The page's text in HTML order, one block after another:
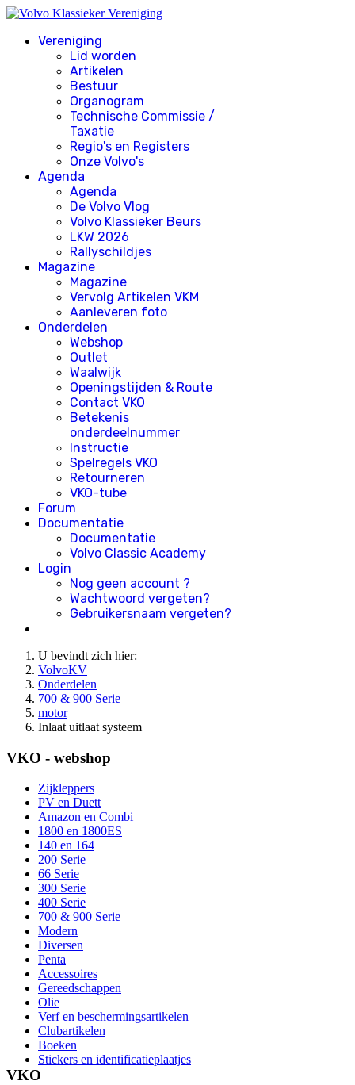
Vereniging
Lid worden
Artikelen
Bestuur
Organogram
Technische Commissie /
Taxatie
Regio's en Registers
Onze Volvo's
Agenda
Agenda
De Volvo Vlog
Volvo Klassieker Beurs
LKW 2026
Rallyschildjes
Magazine
Magazine
Vervolg Artikelen VKM
Aanleveren foto
Onderdelen
Webshop
Outlet
Waalwijk
Openingstijden & Route
Contact VKO
Betekenis
onderdeelnummer
Instructie
Spelregels VKO
Retourneren
VKO-tube
Forum
Documentatie
Documentatie
Volvo Classic Academy
Login
Nog geen account ?
Wachtwoord vergeten?
Gebruikersnaam vergeten?
U bevindt zich hier:
VolvoKV
Onderdelen
700 & 900 Serie
motor
Inlaat uitlaat systeem
VKO - webshop
Zijkleppers
PV en Duett
Amazon en Combi
1800 en 1800ES
140 en 164
200 Serie
66 Serie
300 Serie
400 Serie
700 & 900 Serie
Modern
Diversen
Penta
Accessoires
Gereedschappen
Olie
Verf en beschermingsartikelen
Clubartikelen
Boeken
Stickers en identificatieplaatjes
VKO